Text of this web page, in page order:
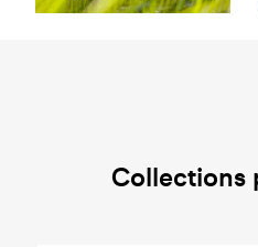
Collections